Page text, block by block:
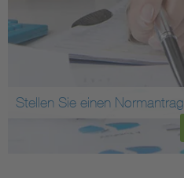
Stellen Sie einen Normantrag